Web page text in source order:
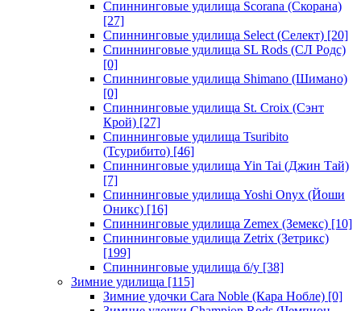
Спиннинговые удилища Scorana (Скорана)
[27]
Спиннинговые удилища Select (Селект) [20]
Спиннинговые удилища SL Rods (СЛ Родс)
[0]
Спиннинговые удилища Shimano (Шимано)
[0]
Спиннинговые удилища St. Croix (Сэнт
Крой) [27]
Спиннинговые удилища Tsuribito
(Тсурибито) [46]
Спиннинговые удилища Yin Tai (Джин Тай)
[7]
Спиннинговые удилища Yoshi Onyx (Йоши
Оникс) [16]
Спиннинговые удилища Zemex (Земекс) [10]
Спиннинговые удилища Zetrix (Зетрикс)
[199]
Спиннинговые удилища б/у [38]
Зимние удилища [115]
Зимние удочки Cara Noble (Кара Нобле) [0]